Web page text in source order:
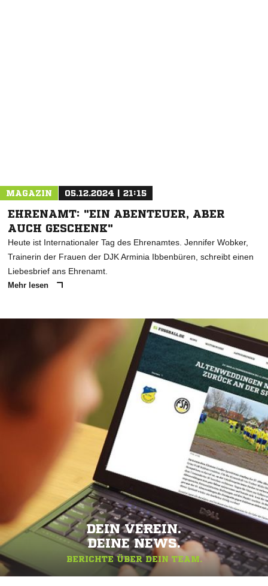
MAGAZIN 05.12.2024 | 21:15
EHRENAMT: "EIN ABENTEUER, ABER
AUCH GESCHENK"
Heute ist Internationaler Tag des Ehrenamtes. Jennifer Wobker,
Trainerin der Frauen der DJK Arminia Ibbenbüren, schreibt einen
Liebesbrief ans Ehrenamt.
Mehr lesen
DEIN VEREIN.
DEINE NEWS.
BERICHTE ÜBER DEIN TEAM.